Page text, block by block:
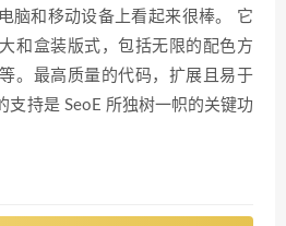
脑和移动设备上看起来很棒。 它
和盒装版式，包括无限的配色方
。最高质量的代码，扩展且易于
支持是 SeoE 所独树一帜的关键功